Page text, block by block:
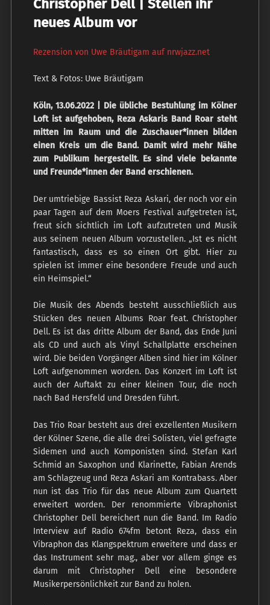
Christopher Dell | Stellen ihr
neues Album vor
Rezension von Uwe Bräutigam auf nrwjazz.net
Text & Fotos: Uwe Bräutigam
Köln, 13.06.2022 | Die übliche Bestuhlung im Kölner
Loft ist aufgehoben, Reza Askaris Band Roar steht
mitten im Raum und die Zuschauer*innen bilden
einen Kreis um die Band. Damit wird mehr Nähe
zum Publikum hergestellt. Es sind viele bekannte
und Freunde*innen der Band erschienen.
Der umtriebige Bassist Reza Askari, der noch vor ein
paar Tagen auf dem Moers Festival aufgetreten ist,
freut sich sichtlich im Loft aufzutreten und Musik
aus seinem neuen Album vorzustellen. „Ist es nicht
fantastisch, dass es so einen Ort gibt. Hier zu
spielen ist immer eine besondere Freude und auch
ein Heimspiel.“
Die Musik des Abends besteht ausschließlich aus
Stücken des neuen Albums Roar feat. Christopher
Dell. Es ist das dritte Album der Band, das Ende Juni
als CD und auch als Vinyl Schallplatte erscheinen
wird. Die beiden Vorgänger Alben sind hier im Kölner
Loft aufgenommen worden. Das Konzert im Loft ist
auch der Auftakt zu einer kleinen Tour, die noch
nach Bad Hersfeld und Dresden führt.
Das Trio Roar besteht aus drei exzellenten Musikern
der Kölner Szene, die alle drei Solisten, viel gefragte
Sidemen und auch Komponisten sind. Stefan Karl
Schmid an Saxophon und Klarinette, Fabian Arends
am Schlagzeug und Reza Askari am Kontrabass. Aber
nun ist das Trio für das neue Album zum Quartett
erweitert worden. Der renommierte Vibraphonist
Christopher Dell bereichert nun die Band. Im Radio
Interview auf Radio 674fm betont Reza, dass ein
Vibraphon das Klangspektrum erweitere und dass er
das Instrument sehr mag., aber vor allem ginge es
darum mit Christopher Dell eine besondere
Musikerpersönlichkeit zur Band zu holen.